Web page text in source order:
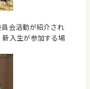
会活動が紹介され
入生が参加する場